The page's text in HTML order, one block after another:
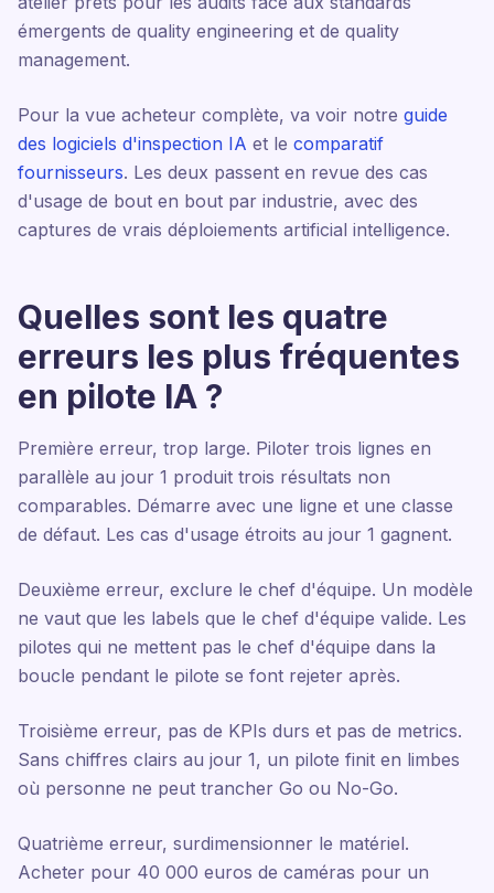
émergents de quality engineering et de quality
management.
Pour la vue acheteur complète, va voir notre guide
des logiciels d'inspection IA et le comparatif
fournisseurs. Les deux passent en revue des cas
d'usage de bout en bout par industrie, avec des
captures de vrais déploiements artificial intelligence.
Quelles sont les quatre
erreurs les plus fréquentes
en pilote IA ?
Première erreur, trop large. Piloter trois lignes en
parallèle au jour 1 produit trois résultats non
comparables. Démarre avec une ligne et une classe
de défaut. Les cas d'usage étroits au jour 1 gagnent.
Deuxième erreur, exclure le chef d'équipe. Un modèle
ne vaut que les labels que le chef d'équipe valide. Les
pilotes qui ne mettent pas le chef d'équipe dans la
boucle pendant le pilote se font rejeter après.
Troisième erreur, pas de KPIs durs et pas de metrics.
Sans chiffres clairs au jour 1, un pilote finit en limbes
où personne ne peut trancher Go ou No-Go.
Quatrième erreur, surdimensionner le matériel.
Acheter pour 40 000 euros de caméras pour un